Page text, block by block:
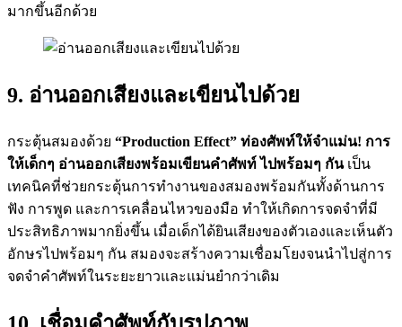
มากขึ้นอีกด้วย
9. อ่านออกเสียงและเขียนไปด้วย
กระตุ้นสมองด้วย “Production Effect” ท่องศัพท์ให้จำแม่น! การ
ให้เด็กๆ อ่านออกเสียงพร้อมเขียนคำศัพท์ ไปพร้อมๆ กันเป็น
เทคนิคที่ช่วยกระตุ้นการทำงานของสมองพร้อมกันทั้งด้านการ
ฟัง การพูด และการเคลื่อนไหวของมือ ทำให้เกิดการจดจำที่มี
ประสิทธิภาพมากยิ่งขึ้น เมื่อเด็กได้ยินเสียงของตัวเองและเห็นตัว
อักษรไปพร้อมๆ กัน สมองจะสร้างความเชื่อมโยงจนนำไปสู่การ
จดจำคำศัพท์ในระยะยาวและแม่นยำกว่าเดิม